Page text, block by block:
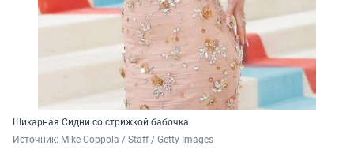
Шикарная Сидни со стрижкой бабочка
Источник: Mike Coppola / Staff / Getty Images